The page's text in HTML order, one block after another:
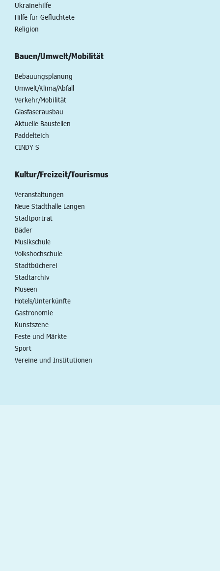
Ukrainehilfe
Hilfe für Geflüchtete
Religion
Bauen/Umwelt/Mobilität
Bebauungsplanung
Umwelt/Klima/Abfall
Verkehr/Mobilität
Glasfaserausbau
Aktuelle Baustellen
Paddelteich
CINDY S
Kultur/Freizeit/Tourismus
Veranstaltungen
Neue Stadthalle Langen
Stadtporträt
Bäder
Musikschule
Volkshochschule
Stadtbücherei
Stadtarchiv
Museen
Hotels/Unterkünfte
Gastronomie
Kunstszene
Feste und Märkte
Sport
Vereine und Institutionen